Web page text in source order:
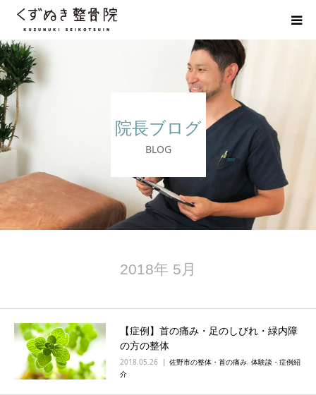
院長ブログ
BLOG
2018年 5月
【症例】首の痛み・足のしびれ・緑内障
の方の整体
2018.05.26 佐野市の整体・首の痛み, 体験談・症例紹
介
お客様の声
院長ブログ
佐野市の交通事故治療 整骨院